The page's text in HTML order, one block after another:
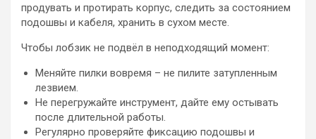
продувать и протирать корпус, следить за состоянием
подошвы и кабеля, хранить в сухом месте.
Чтобы лобзик не подвёл в неподходящий момент:
Меняйте пилки вовремя – не пилите затупленным
лезвием.
Не перегружайте инструмент, дайте ему остывать
после длительной работы.
Регулярно проверяйте фиксацию подошвы и